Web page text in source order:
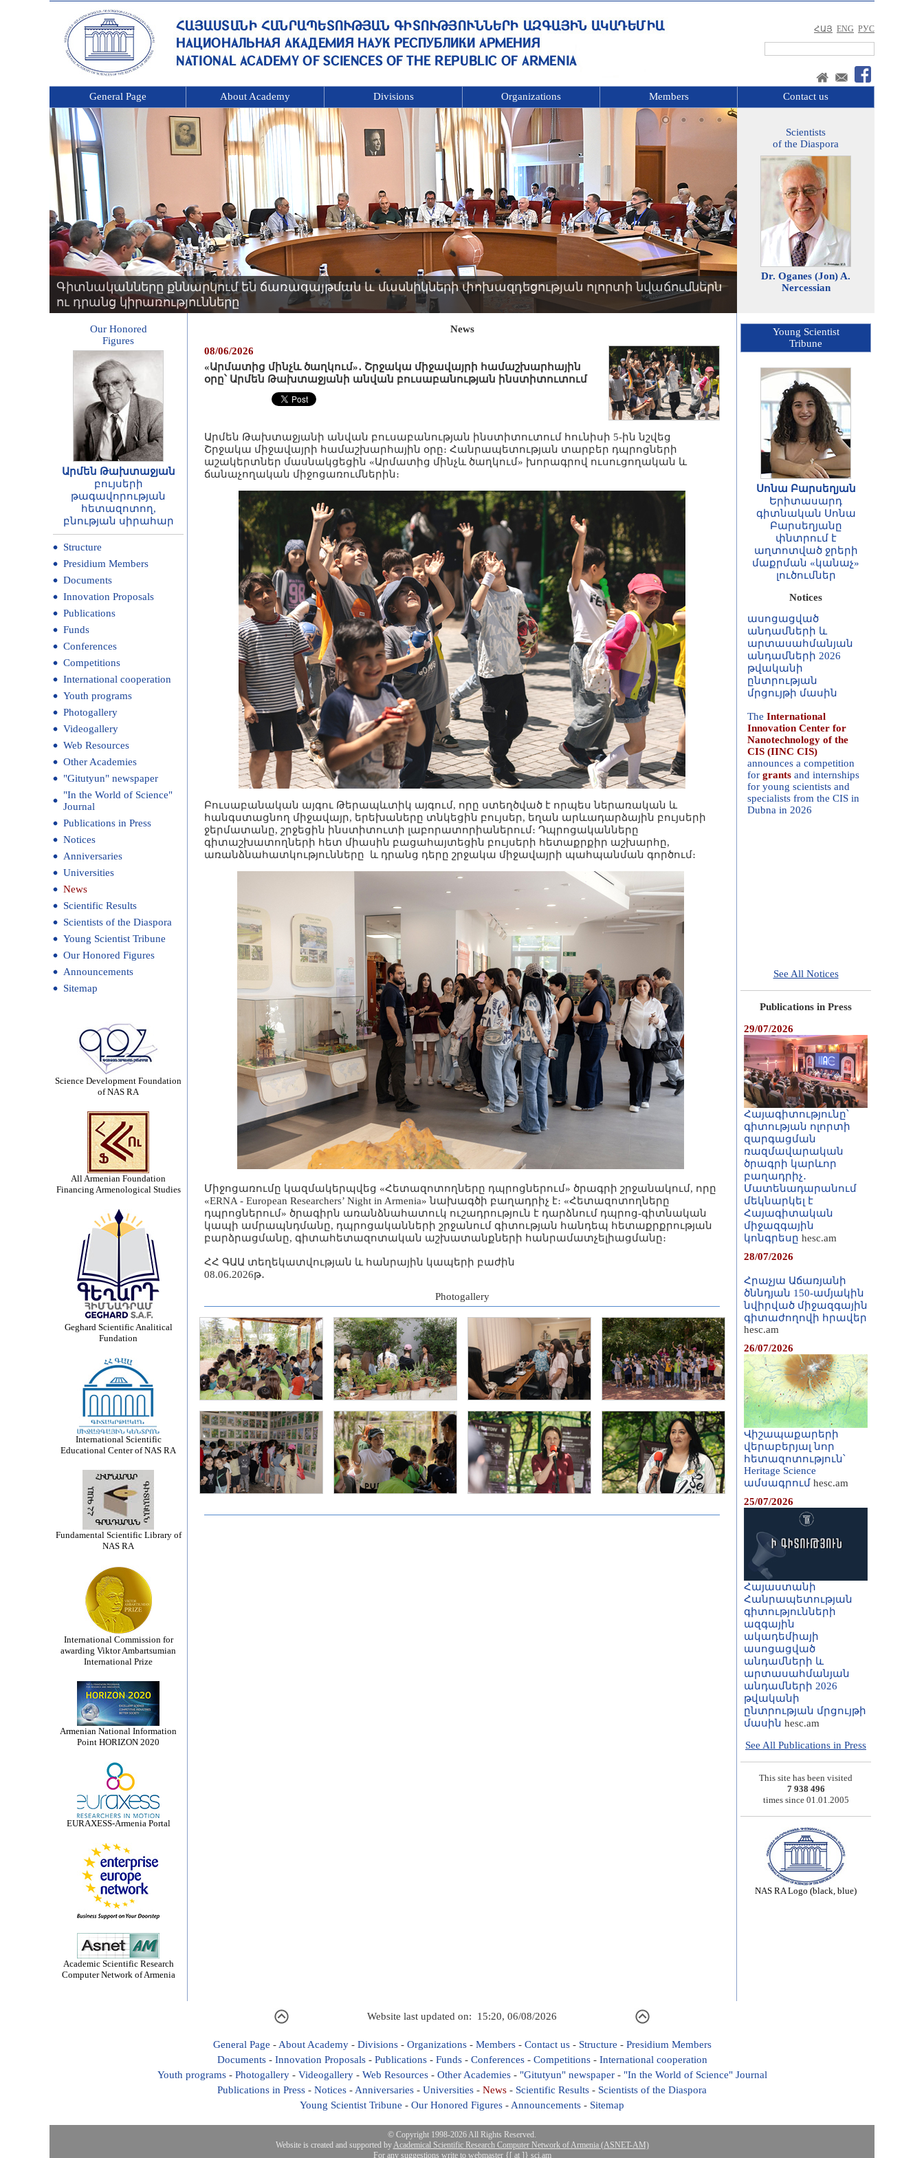
ՀԱՅ ENG РУС
General Page About Academy Divisions Organizations Members Contact us
Գիտնականները քննարկում են ճառագայթման և մասնիկների փոխազդեցության ոլորտի նվաճումներն
ու դրանց կիրառությունները
Scientists
of the Diaspora
Dr. Oganes (Jon) A.
Nercessian
Our Honored
Figures
Արմեն Թախտաջյան
բույսերի
թագավորության
հետազոտող,
բնության սիրահար
Structure
Presidium Members
Documents
Innovation Proposals
Publications
Funds
Conferences
Competitions
International cooperation
Youth programs
Photogallery
Videogallery
Web Resources
Other Academies
"Gitutyun" newspaper
"In the World of Science"
Journal
Publications in Press
Notices
Anniversaries
Universities
News
Scientific Results
Scientists of the Diaspora
Young Scientist Tribune
Our Honored Figures
Announcements
Sitemap
Science Development Foundation
of NAS RA
All Armenian Foundation
Financing Armenological Studies
Geghard Scientific Analitical
Fundation
International Scientific
Educational Center of NAS RA
Fundamental Scientific Library of
NAS RA
International Commission for
awarding Viktor Ambartsumian
International Prize
Armenian National Information
Point HORIZON 2020
EURAXESS-Armenia Portal
Academic Scientific Research
Computer Network of Armenia
News
08/06/2026
«Արմատից մինչև ծաղկում»․ Շրջակա միջավայրի համաշխարհային
օրը՝ Արմեն Թախտաջյանի անվան բուսաբանության ինստիտուտում
Արմեն Թախտաջյանի անվան բուսաբանության ինստիտուտում հունիսի 5-ին նշվեց
Շրջակա միջավայրի համաշխարհային օրը։ Հանրապետության տարբեր դպրոցների
աշակերտներ մասնակցեցին «Արմատից մինչև ծաղկում» խորագրով ուսուցողական և
ճանաչողական միջոցառումներին։
Բուսաբանական այգու Թերապևտիկ այգում, որը ստեղծված է որպես ներառական և
հանգստացնող միջավայր, երեխաները տնկեցին բույսեր, եղան արևադարձային բույսերի
ջերմատանը, շրջեցին ինստիտուտի լաբորատորիաներում։ Դպրոցականները
գիտաշխատողների հետ միասին բացահայտեցին բույսերի հետաքրքիր աշխարհը,
առանձնահատկությունները և դրանց դերը շրջակա միջավայրի պահպանման գործում։
Միջոցառումը կազմակերպվեց «Հետազոտողները դպրոցներում» ծրագրի շրջանակում, որը
«ERNA - European Researchers’ Night in Armenia» նախագծի բաղադրիչ է։ «Հետազոտողները
դպրոցներում» ծրագիրն առանձնահատուկ ուշադրություն է դարձնում դպրոց-գիտնական
կապի ամրապնդմանը, դպրոցականների շրջանում գիտության հանդեպ հետաքրքրության
բարձրացմանը, գիտահետազոտական աշխատանքների հանրամատչելիացմանը։
ՀՀ ԳԱԱ տեղեկատվության և հանրային կապերի բաժին
08.06.2026թ․
Photogallery
Young Scientist
Tribune
Սոնա Բարսեղյան
Երիտասարդ
գիտնական Սոնա
Բարսեղյանը
փնտրում է
աղտոտված ջրերի
մաքրման «կանաչ»
լուծումներ
Notices
ՀԱՅՏԱՐԱՐՈՒԹՅՈՒՆ
Հայաստանի
Հանրապետության
գիտությունների
ազգային
ակադեմիայի
անդամների և
արտասահմանյան
անդամների 2026
թվականի
ընտրության
մրցույթի մասին
The International
Innovation Center for
Nanotechnology of the
CIS (IINC CIS)
announces a competition
forgrantsand internships
for young scientists and
specialists from the CIS in
Dubna in 2026
See All Notices
Publications in Press
29/07/2026
Հայագիտությունը՝
գիտության ոլորտի
զարգացման
ռազմավարական
ծրագրի կարևոր
բաղադրիչ․
Մատենադարանում
մեկնարկել է
Հայագիտական
միջազգային
կոնգրեսը hesc.am
28/07/2026
Հրաչյա Աճառյանի
ծննդյան 150-ամյակին
նվիրված միջազգային
գիտաժողովի հրավեր
hesc.am
26/07/2026
Վիշապաքարերի
վերաբերյալ նոր
հետազոտություն՝
Heritage Science
ամսագրում hesc.am
25/07/2026
Հայաստանի
Հանրապետության
գիտությունների
ազգային
ակադեմիայի
ասոցացված
անդամների և
արտասահմանյան
անդամների 2026
թվականի
ընտրության մրցույթի
մասին hesc.am
See All Publications in Press
This site has been visited
7 938 496
times since 01.01.2005
NAS RA Logo (black, blue)
Website last updated on: 15:20, 06/08/2026
General Page - About Academy- Divisions- Organizations- Members- Contact us- Structure - Presidium Members
Documents- Innovation Proposals- Publications- Funds- Conferences- Competitions- International cooperation
Youth programs- Photogallery- Videogallery- Web Resources- Other Academies- "Gitutyun" newspaper- "In the World of Science" Journal
Publications in Press - Notices - Anniversaries - Universities - News - Scientific Results - Scientists of the Diaspora
Young Scientist Tribune - Our Honored Figures - Announcements - Sitemap
© Copyright 1998-2026 All Rights Reserved.
Website is created and supported byAcademical Scientific Research Computer Network of Armenia (ASNET-AM)
For any suggestions write to webmaster {[ at ]} sci.am